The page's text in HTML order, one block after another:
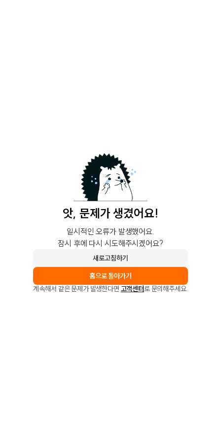
앗, 문제가 생겼어요!
일시적인 오류가 발생했어요.
잠시 후에 다시 시도해주시겠어요?
새로고침하기
홈으로 돌아가기
계속해서 같은 문제가 발생한다면 고객센터로 문의해주세요.